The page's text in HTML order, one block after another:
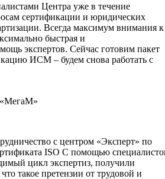
Центра уже в течение
сертификации и юридических
Всегда максимум внимания к
быстрая и
экспертов. Сейчас готовим пакет
ИСМ – будем снова работать с
с центром «Эксперт» по
ISO С помощью
цикл экспертиз, получили
такое претензии от трудовой и